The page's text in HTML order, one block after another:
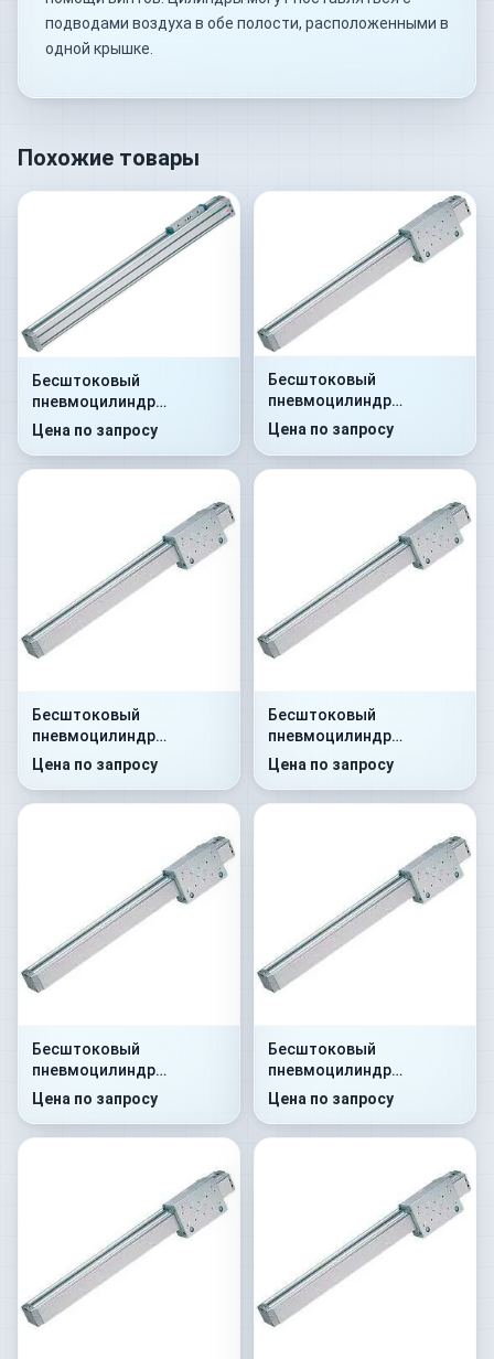
подводами воздуха в обе полости, расположенными в
одной крышке.
Похожие товары
Бесштоковый
пневмоцилиндр
52G2P25A0110
Цена по запросу
Бесштоковый
пневмоцилиндр
52G2C25A0100
Цена по запросу
Бесштоковый
пневмоцилиндр
52G8P25A0290
Цена по запросу
Бесштоковый
пневмоцилиндр
52G8C25A0105
Цена по запросу
Бесштоковый
пневмоцилиндр
52G2P32A0100
Цена по запросу
Бесштоковый
пневмоцилиндр
52G2C32A0250
Цена по запросу